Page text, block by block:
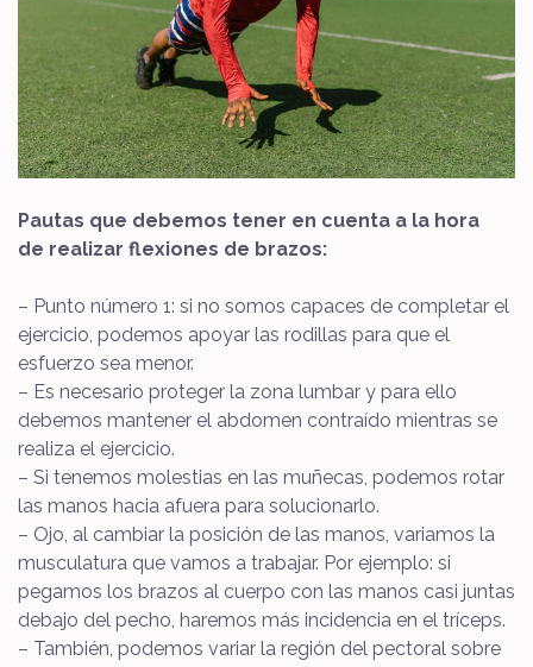
Pautas que debemos tener en cuenta a la hora
de realizar flexiones de brazos:
– Punto número 1: si no somos capaces de completar el
ejercicio, podemos apoyar las rodillas para que el
esfuerzo sea menor.
– Es necesario proteger la zona lumbar y para ello
debemos mantener el abdomen contraído mientras se
realiza el ejercicio.
– Si tenemos molestias en las muñecas, podemos rotar
las manos hacia afuera para solucionarlo.
– Ojo, al cambiar la posición de las manos, variamos la
musculatura que vamos a trabajar. Por ejemplo: si
pegamos los brazos al cuerpo con las manos casi juntas
debajo del pecho, haremos más incidencia en el tríceps.
– También, podemos variar la región del pectoral sobre